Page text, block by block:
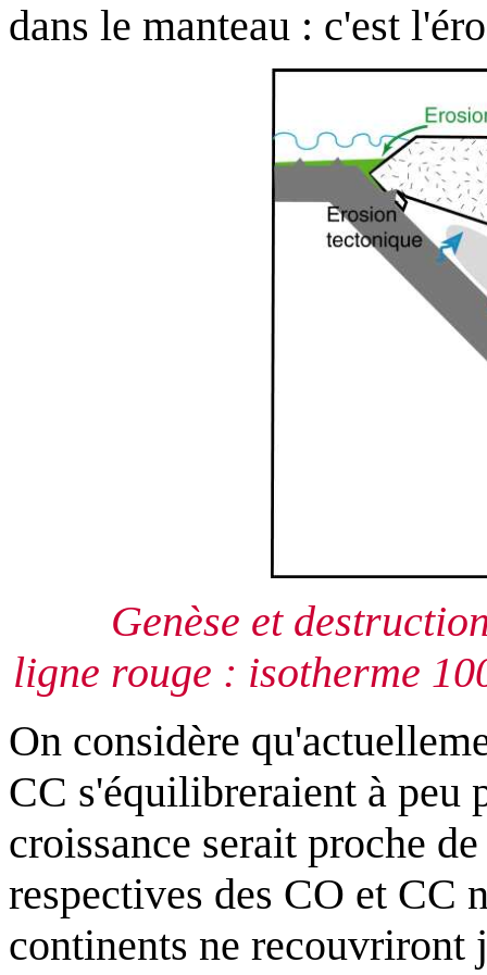
dans le manteau : c'est
Genèse et
ligne rouge : isotherme
On considère
CC s'équilibreraient à peu
croissance serait proche
respectives des CO et CC
continents ne recouvriront